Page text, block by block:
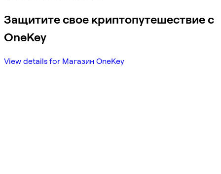
Защитите свое криптопутешествие с
OneKey
View details for Магазин OneKey